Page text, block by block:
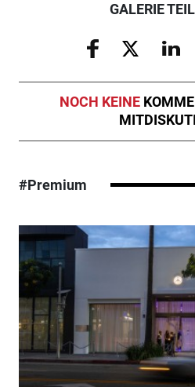
GALERIE
NOCH KEINE
#Premium